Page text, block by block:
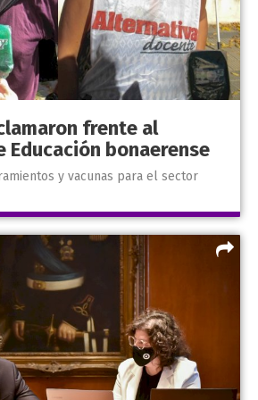
frente al
Educación bonaerense
y vacunas para el sector